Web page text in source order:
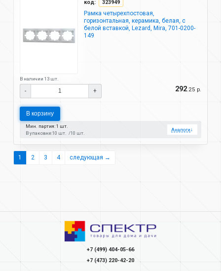
код: 323949
Рамка четырехпостовая,
горизонтальная, керамика, белая, с
белой вставкой, Lezard, Mira, 701-0200-
149
В наличии 13 шт.
- + 292.25 р.
В корзину
Мин. партия: 1 шт.
В упаковке:10 шт. 10 шт.
Аналоги↓
1 2 3 4 следующая →
+7 (499) 404-05-66
+7 (473) 220-42-20